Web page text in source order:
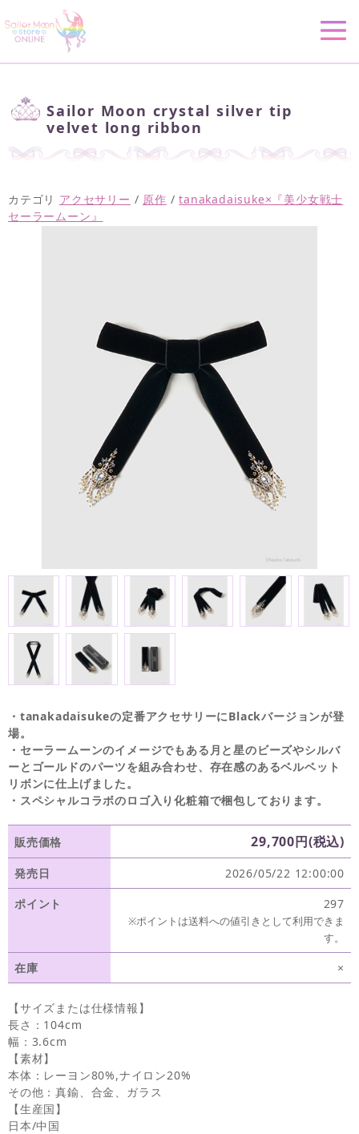
Sailor Moon crystal silver tip
velvet long ribbon
カテゴリ アクセサリー / 原作 /tanakadaisuke×『美少女戦士
セーラームーン』
・tanakadaisukeの定番アクセサリーにBlackバージョンが登
場。
・セーラームーンのイメージでもある月と星のビーズやシルバ
ーとゴールドのパーツを組み合わせ、存在感のあるベルベット
リボンに仕上げました。
・スペシャルコラボのロゴ入り化粧箱で梱包しております。
販売価格 29,700円(税込)
発売日
2026/05/22 12:00:00
ポイント
297
※ポイントは送料への値引きとして利用できま
す。
在庫 ×
【サイズまたは仕様情報】
長さ：104cm
幅：3.6cm
【素材】
本体：レーヨン80%,ナイロン20%
その他：真鍮、合金、ガラス
【生産国】
日本/中国